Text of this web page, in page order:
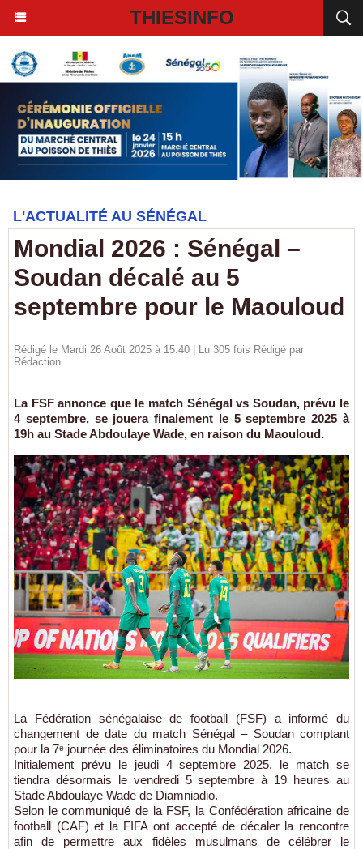
THIESINFO
L'ACTUALITÉ AU SÉNÉGAL
Mondial 2026 : Sénégal –
Soudan décalé au 5
septembre pour le Maouloud
Rédigé le Mardi 26 Août 2025 à 15:40 | Lu 305 fois Rédigé par
Rédaction
La FSF annonce que le match Sénégal vs Soudan, prévu le
4 septembre, se jouera finalement le 5 septembre 2025 à
19h au Stade Abdoulaye Wade, en raison du Maouloud.
La Fédération sénégalaise de football (FSF) a informé du
changement de date du match Sénégal – Soudan comptant
pour la 7ᵉ journée des éliminatoires du Mondial 2026.
Initialement prévu le jeudi 4 septembre 2025, le match se
tiendra désormais le vendredi 5 septembre à 19 heures au
Stade Abdoulaye Wade de Diamniadio.
Selon le communiqué de la FSF, la Confédération africaine de
football (CAF) et la FIFA ont accepté de décaler la rencontre
afin de permettre aux fidèles musulmans de célébrer le